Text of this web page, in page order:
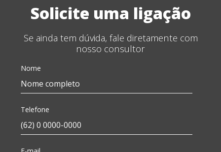
Solicite uma ligação
Se ainda tem dúvida, fale diretamente com
nosso consultor
Nome
Telefone